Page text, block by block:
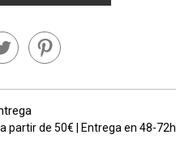
partir de 50€ | Entrega en 48-72h